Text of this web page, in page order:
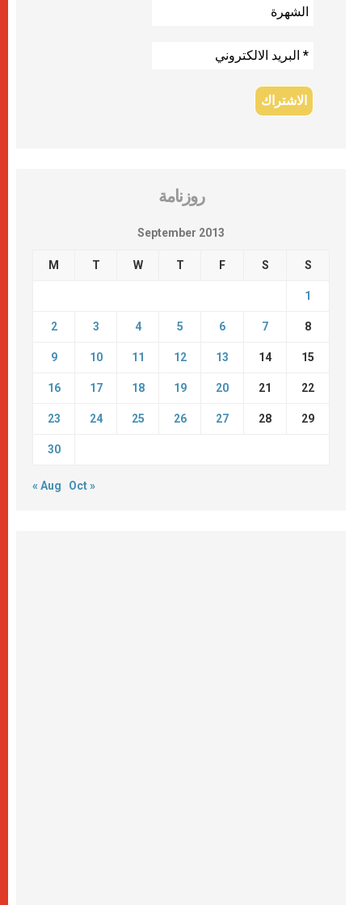
روزنامة
September 2013
M T W T F S S
1
2 3 4 5 6 7 8
9 10 11 12 13 14 15
16 17 18 19 20 21 22
23 24 25 26 27 28 29
30
« Aug Oct »